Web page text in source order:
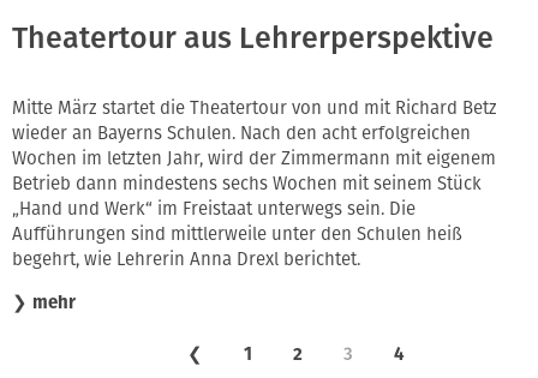
Theatertour aus Lehrerperspektive
Mitte März startet die Theatertour von und mit Richard Betz
wieder an Bayerns Schulen. Nach den acht erfolgreichen
Wochen im letzten Jahr, wird der Zimmermann mit eigenem
Betrieb dann mindestens sechs Wochen mit seinem Stück
„Hand und Werk“ im Freistaat unterwegs sein. Die
Aufführungen sind mittlerweile unter den Schulen heiß
begehrt, wie Lehrerin Anna Drexl berichtet.
❯ mehr
❮ 1 2 3 4